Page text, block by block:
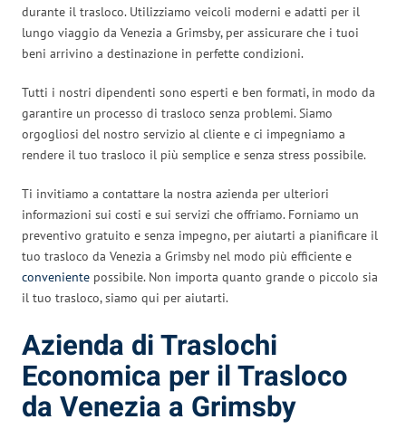
durante il trasloco. Utilizziamo veicoli moderni e adatti per il
lungo viaggio da Venezia a Grimsby, per assicurare che i tuoi
beni arrivino a destinazione in perfette condizioni.
Tutti i nostri dipendenti sono esperti e ben formati, in modo da
garantire un processo di trasloco senza problemi. Siamo
orgogliosi del nostro servizio al cliente e ci impegniamo a
rendere il tuo trasloco il più semplice e senza stress possibile.
Ti invitiamo a contattare la nostra azienda per ulteriori
informazioni sui costi e sui servizi che offriamo. Forniamo un
preventivo gratuito e senza impegno, per aiutarti a pianificare il
tuo trasloco da Venezia a Grimsby nel modo più efficiente e
conveniente possibile. Non importa quanto grande o piccolo sia
il tuo trasloco, siamo qui per aiutarti.
Azienda di Traslochi
Economica per il Trasloco
da Venezia a Grimsby